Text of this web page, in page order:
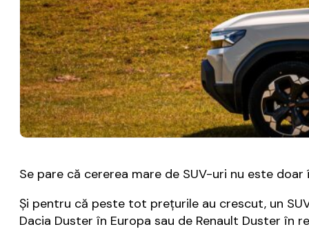
Se pare că cererea mare de SUV-uri nu este
Şi pentru că peste tot preţurile au crescut, un
Dacia Duster în Europa sau de Renault Duster în